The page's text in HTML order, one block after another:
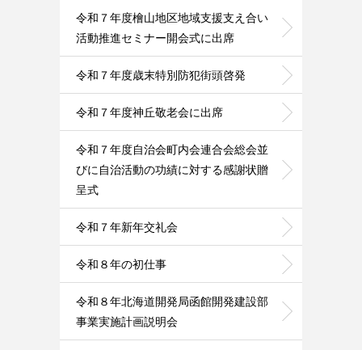
令和７年度檜山地区地域支援支え合い
活動推進セミナー開会式に出席
令和７年度歳末特別防犯街頭啓発
令和７年度神丘敬老会に出席
令和７年度自治会町内会連合会総会並
びに自治活動の功績に対する感謝状贈
呈式
令和７年新年交礼会
令和８年の初仕事
令和８年北海道開発局函館開発建設部
事業実施計画説明会